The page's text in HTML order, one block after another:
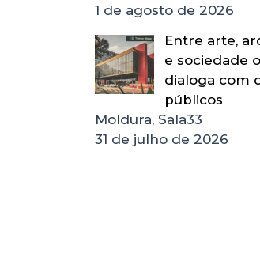
1 de agosto de 2026
Entre arte,
e sociedade
dialoga com
públicos
Moldura, Sala33
31 de julho de 2026